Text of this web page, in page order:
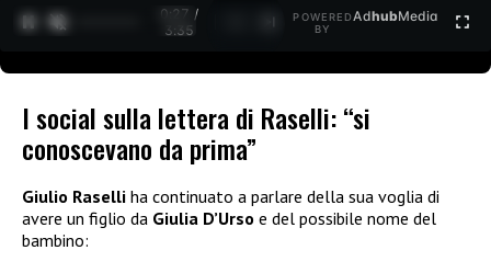
0:27 /
3:35
POWERED
BY
AdhubMedia
I social sulla lettera di Raselli: “si
conoscevano da prima”
Giulio Raselli ha continuato a parlare della sua voglia di
avere un figlio da Giulia D’Urso e del possibile nome del
bambino: